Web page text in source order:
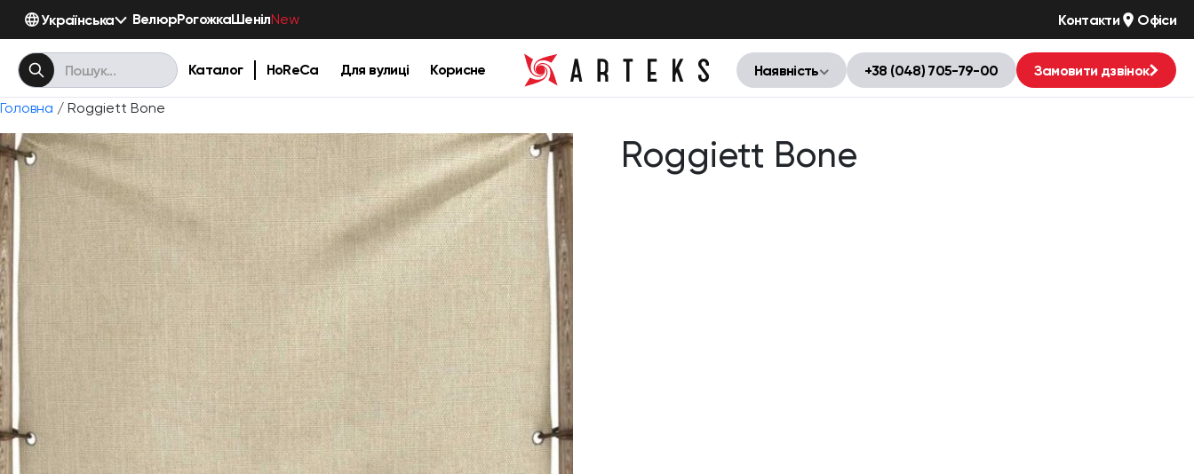
Українська ВелюрРогожкаШенілNew Контакти Офіси
Каталог HoReCa Для вулиці Корисне Наявність +38 (048) 705-79-00 Замовити дзвінок
Головна / Roggiett Bone
Roggiett Bone